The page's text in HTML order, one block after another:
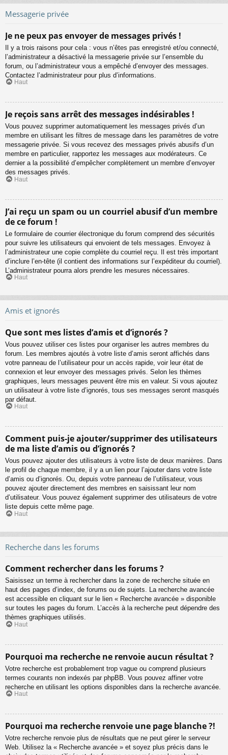
Messagerie privée
Je ne peux pas envoyer de messages privés !
Il y a trois raisons pour cela : vous n’êtes pas enregistré et/ou connecté,
l’administrateur a désactivé la messagerie privée sur l’ensemble du
forum, ou l’administrateur vous a empêché d’envoyer des messages.
Contactez l’administrateur pour plus d’informations.
Haut
Je reçois sans arrêt des messages indésirables !
Vous pouvez supprimer automatiquement les messages privés d’un
membre en utilisant les filtres de message dans les paramètres de votre
messagerie privée. Si vous recevez des messages privés abusifs d’un
membre en particulier, rapportez les messages aux modérateurs. Ce
dernier a la possibilité d’empêcher complètement un membre d’envoyer
des messages privés.
Haut
J’ai reçu un spam ou un courriel abusif d’un membre
de ce forum !
Le formulaire de courrier électronique du forum comprend des sécurités
pour suivre les utilisateurs qui envoient de tels messages. Envoyez à
l’administrateur une copie complète du courriel reçu. Il est très important
d’inclure l’en-tête (il contient des informations sur l’expéditeur du courriel).
L’administrateur pourra alors prendre les mesures nécessaires.
Haut
Amis et ignorés
Que sont mes listes d’amis et d’ignorés ?
Vous pouvez utiliser ces listes pour organiser les autres membres du
forum. Les membres ajoutés à votre liste d’amis seront affichés dans
votre panneau de l’utilisateur pour un accès rapide, voir leur état de
connexion et leur envoyer des messages privés. Selon les thèmes
graphiques, leurs messages peuvent être mis en valeur. Si vous ajoutez
un utilisateur à votre liste d’ignorés, tous ses messages seront masqués
par défaut.
Haut
Comment puis-je ajouter/supprimer des utilisateurs
de ma liste d’amis ou d’ignorés ?
Vous pouvez ajouter des utilisateurs à votre liste de deux manières. Dans
le profil de chaque membre, il y a un lien pour l’ajouter dans votre liste
d’amis ou d’ignorés. Ou, depuis votre panneau de l’utilisateur, vous
pouvez ajouter directement des membres en saisissant leur nom
d’utilisateur. Vous pouvez également supprimer des utilisateurs de votre
liste depuis cette même page.
Haut
Recherche dans les forums
Comment rechercher dans les forums ?
Saisissez un terme à rechercher dans la zone de recherche située en
haut des pages d’index, de forums ou de sujets. La recherche avancée
est accessible en cliquant sur le lien « Recherche avancée » disponible
sur toutes les pages du forum. L’accès à la recherche peut dépendre des
thèmes graphiques utilisés.
Haut
Pourquoi ma recherche ne renvoie aucun résultat ?
Votre recherche est probablement trop vague ou comprend plusieurs
termes courants non indexés par phpBB. Vous pouvez affiner votre
recherche en utilisant les options disponibles dans la recherche avancée.
Haut
Pourquoi ma recherche renvoie une page blanche ?!
Votre recherche renvoie plus de résultats que ne peut gérer le serveur
Web. Utilisez la « Recherche avancée » et soyez plus précis dans le